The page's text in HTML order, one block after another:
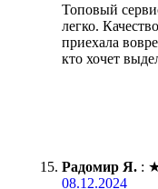
Топовый
легко.
приехала
кто хочет
Радомир Я. :
08.12.2024